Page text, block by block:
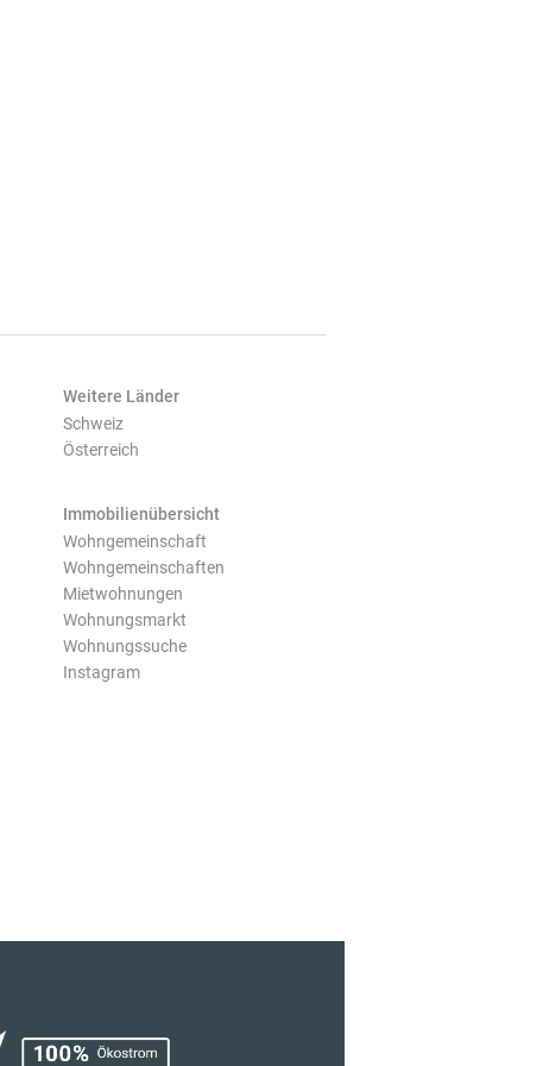
Weitere Länder
Schweiz
Österreich
Immobilienübersicht
Wohngemeinschaft
Wohngemeinschaften
Mietwohnungen
Wohnungsmarkt
Wohnungssuche
Instagram